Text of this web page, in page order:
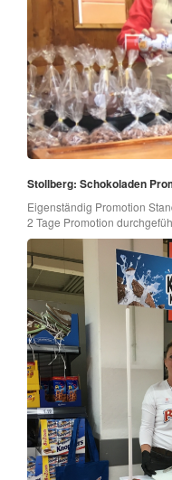
Stollberg: Schokoladen
Eigenständig Promotion
2 Tage Promotion